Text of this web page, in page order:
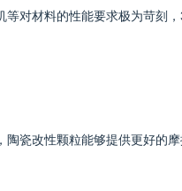
对材料的性能要求极为苛刻
瓷改性颗粒能够提供更好的